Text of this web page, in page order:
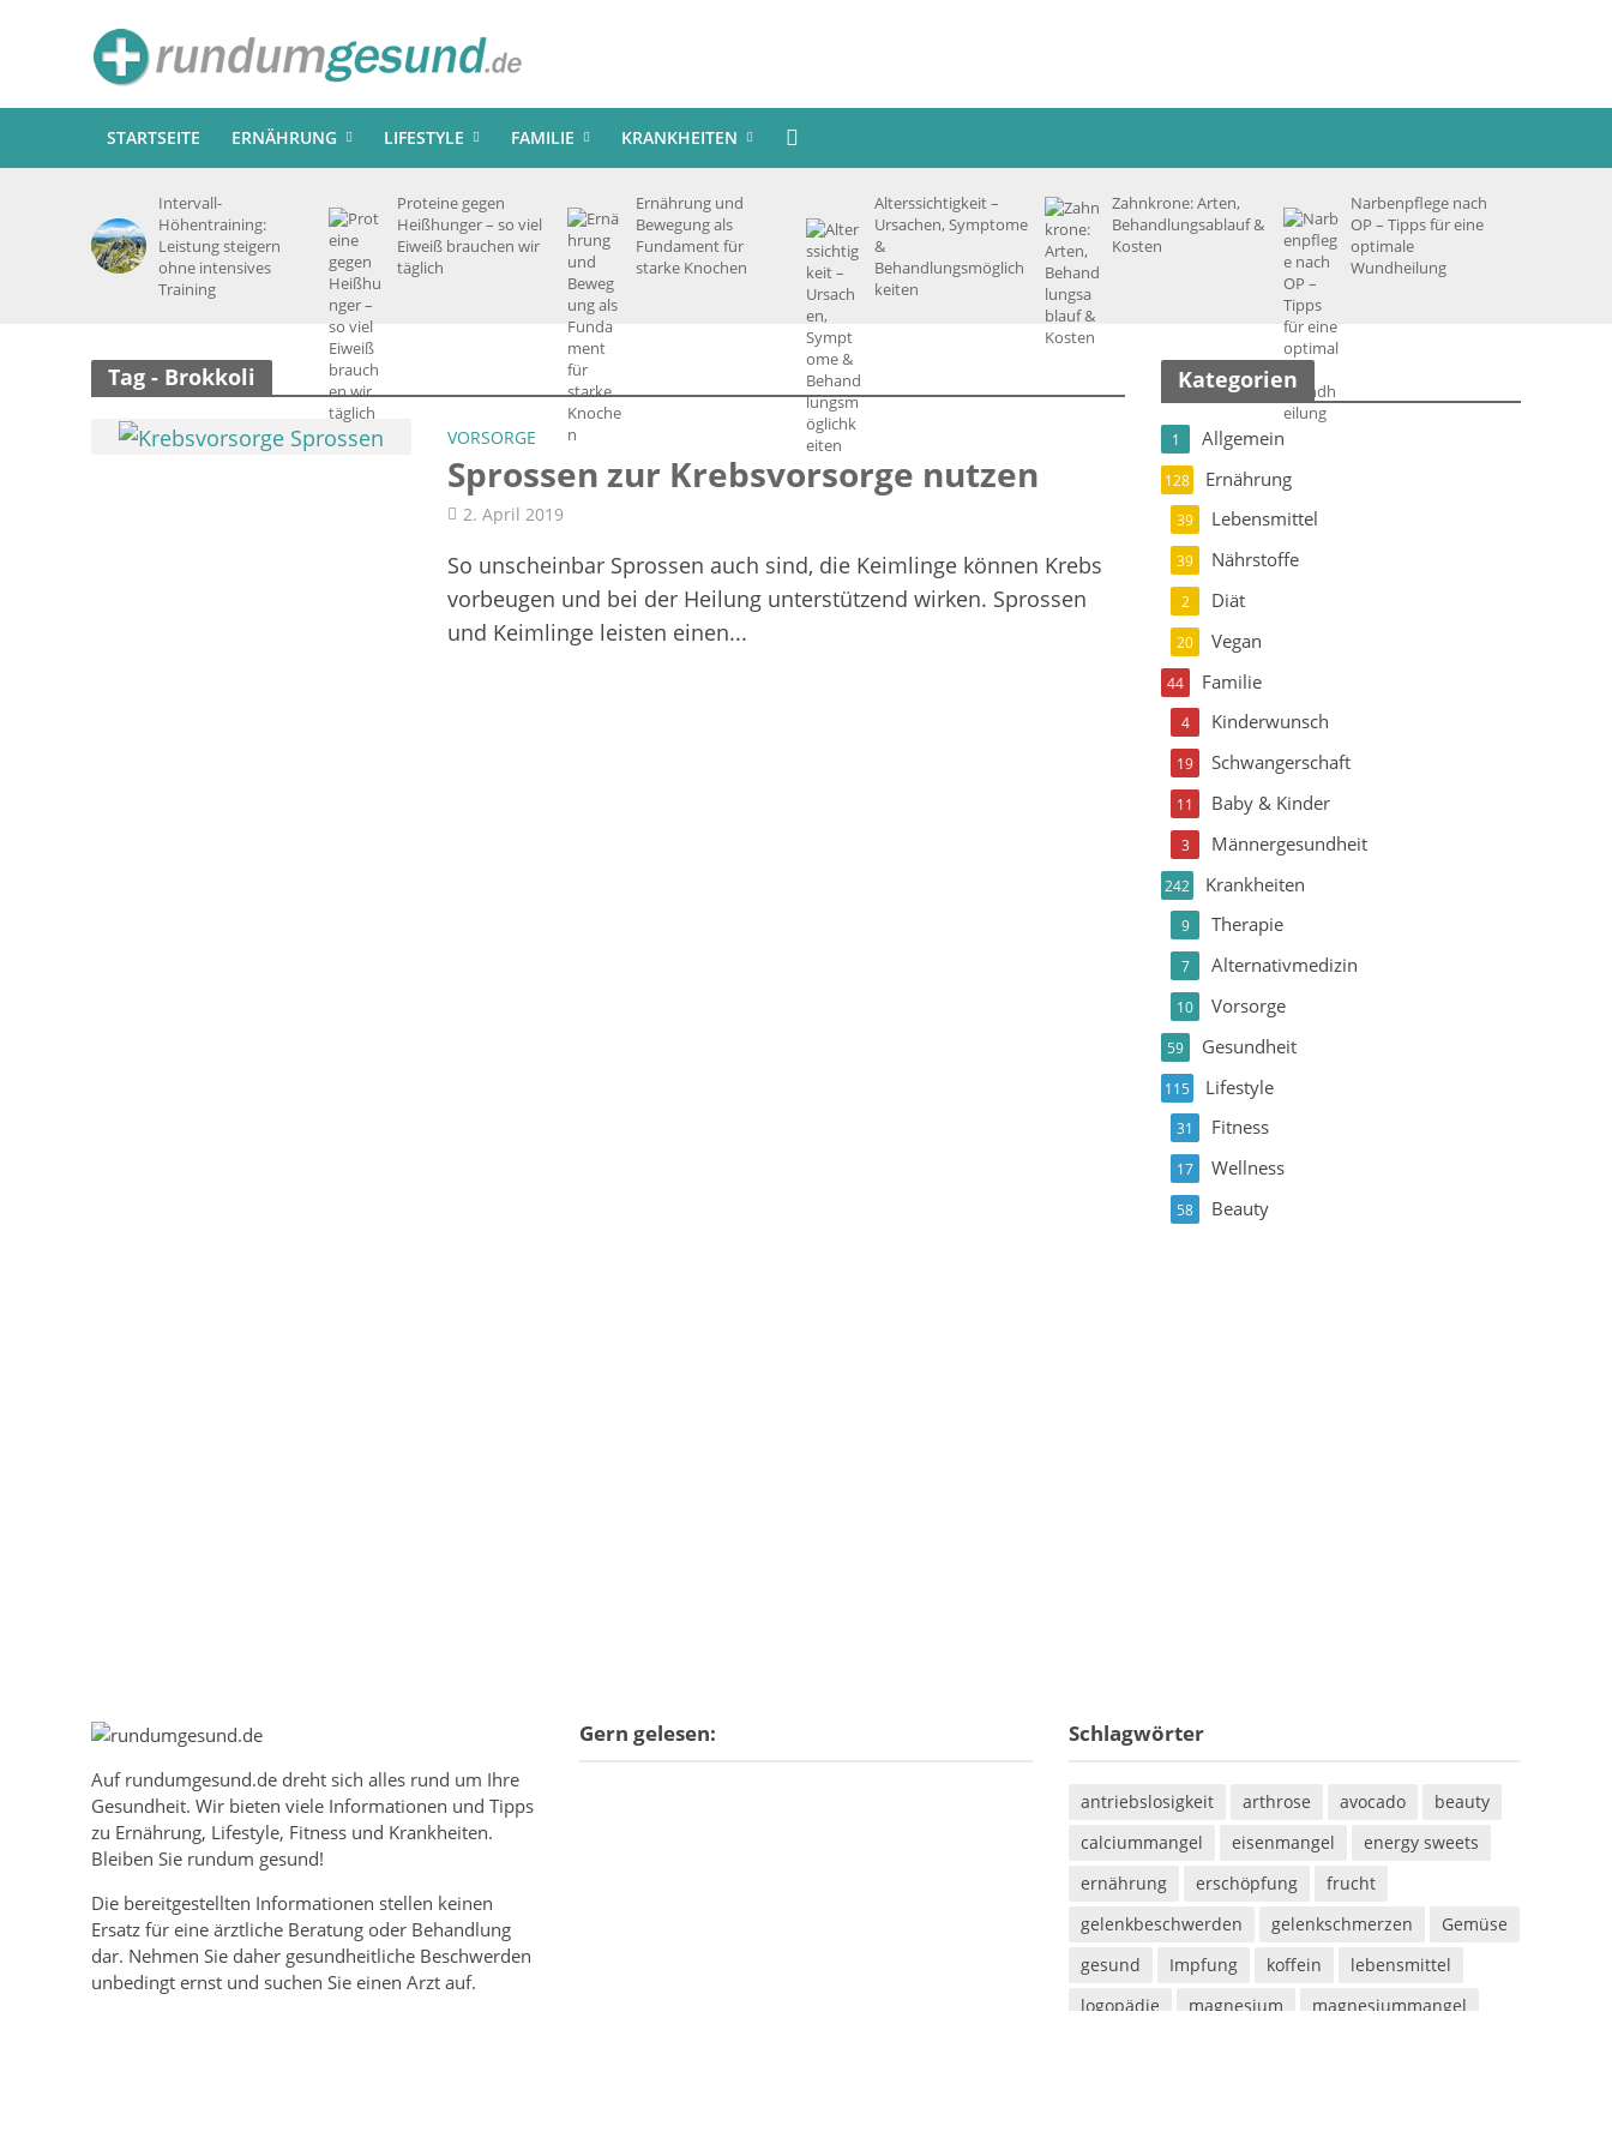
STARTSEITE ERNÄHRUNG LIFESTYLE FAMILIE KRANKHEITEN
Intervall-
Höhentraining:
Leistung steigern
ohne intensives
Training
Proteine gegen
Heißhunger – so viel
Eiweiß brauchen wir
täglich
Ernährung und
Bewegung als
Fundament für
starke Knochen
Alterssichtigkeit –
Ursachen, Symptome
&
Behandlungsmöglich
keiten
Zahnkrone: Arten,
Behandlungsablauf &
Kosten
Narbenpflege nach
OP – Tipps für eine
optimale
Wundheilung
Tag - Brokkoli
VORSORGE
Sprossen zur Krebsvorsorge nutzen
2. April 2019
So unscheinbar Sprossen auch sind, die Keimlinge können Krebs
vorbeugen und bei der Heilung unterstützend wirken. Sprossen
und Keimlinge leisten einen...
Kategorien
Allgemein
1
Ernährung
128
Lebensmittel
39
Nährstoffe
39
Diät
2
Vegan
20
Familie
44
Kinderwunsch
4
Schwangerschaft
19
Baby & Kinder
11
Männergesundheit
3
Krankheiten
242
Therapie
9
Alternativmedizin
7
Vorsorge
10
Gesundheit
59
Lifestyle
115
Fitness
31
Wellness
17
Beauty
58
Auf rundumgesund.dedreht sich alles rund um Ihre
Gesundheit. Wir bieten viele Informationen und Tipps
zu Ernährung, Lifestyle, Fitness und Krankheiten.
Bleiben Sie rundum gesund!
Die bereitgestellten Informationen stellen keinen
Ersatz für eine ärztliche Beratung oder Behandlung
dar. Nehmen Sie daher gesundheitliche Beschwerden
unbedingt ernst und suchen Sie einen Arzt auf.
Gern gelesen: Schlagwörter
antriebslosigkeit arthrose avocado
beauty
calciummangel
eisenmangel
energy sweets
ernährung
erschöpfung
frucht
gelenkbeschwerden
gelenkschmerzen
Gemüse
gesund
Impfung koffein
lebensmittel
logopädie
magnesium
magnesiummangel